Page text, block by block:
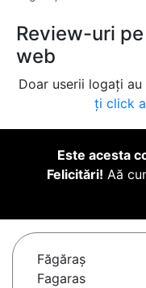
Review-uri
web
Doar userii logați
ți click
Este acesta
Felicitări! Aă
Făgăraş
Fagaras